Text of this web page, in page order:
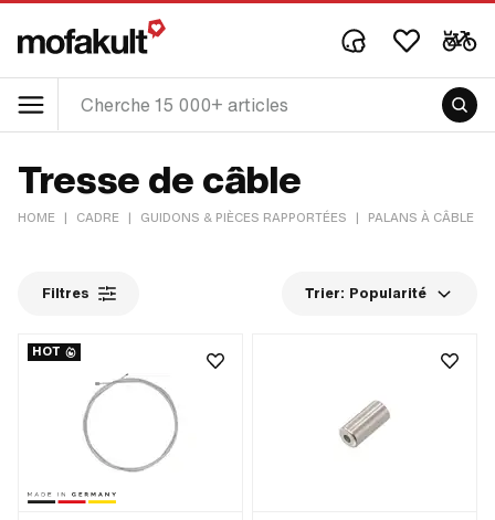
Tresse de câble
HOME | CADRE | GUIDONS & PIÈCES RAPPORTÉES | PALANS À CÂBLE &
Filtres Trier: Popularité
HOT